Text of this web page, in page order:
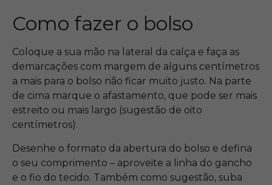
Como fazer o bolso
Coloque a sua mão na lateral da calça e faça as
demarcações com margem de alguns centímetros
a mais para o bolso não ficar muito justo. Na parte
de cima marque o afastamento, que pode ser mais
estreito ou mais largo (sugestão de oito
centímetros).
Desenhe o formato da abertura do bolso e defina
o seu comprimento – aproveite a linha do gancho
e o fio do tecido. Também como sugestão, suba